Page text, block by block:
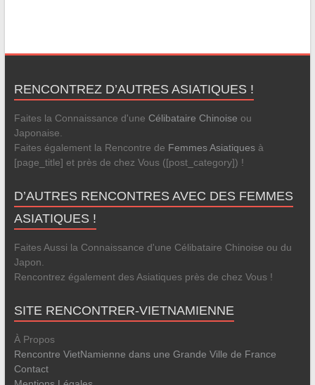
RENCONTREZ D’AUTRES ASIATIQUES !
Faites la Connaissance d'une Célibataire Chinoise ou
Japonaise.
Faites également la Rencontre de Femmes Asiatiquesà
[page_title] et près de chez Vous ([post_category]) !
D’AUTRES RENCONTRES AVEC DES FEMMES
ASIATIQUES !
Faites Aussi la Connaissance d'une Célibataire Chinoise ou du
Japon.
Rencontrez également des Asiatiques près de chez Vous !
SITE RENCONTRER-VIETNAMIENNE
À Propos
Rencontre VietNamienne dans une Grande Ville de France
Contact